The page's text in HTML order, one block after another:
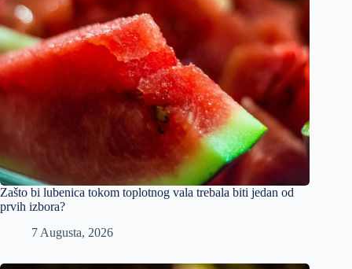
Zašto bi lubenica tokom toplotnog vala trebala biti jedan od
prvih izbora?
7 Augusta, 2026